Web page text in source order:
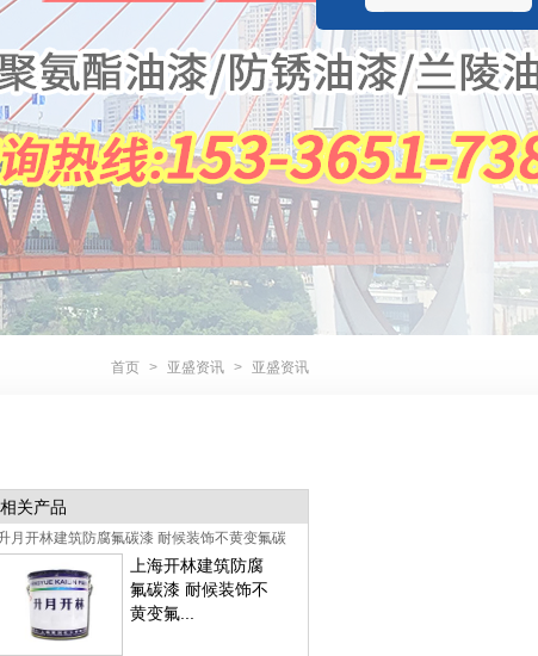
首页 > 亚盛资讯 > 亚盛资讯
相关产品
月开林建筑防腐氟碳漆 耐候装饰不黄变氟碳
上海开林建筑防腐
氟碳漆 耐候装饰不
黄变氟...